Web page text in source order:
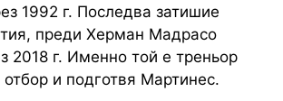
1992 г. Последва затишие
преди Херман Мадрасо
2018 г. Именно той е треньор
и подготвя Мартинес.